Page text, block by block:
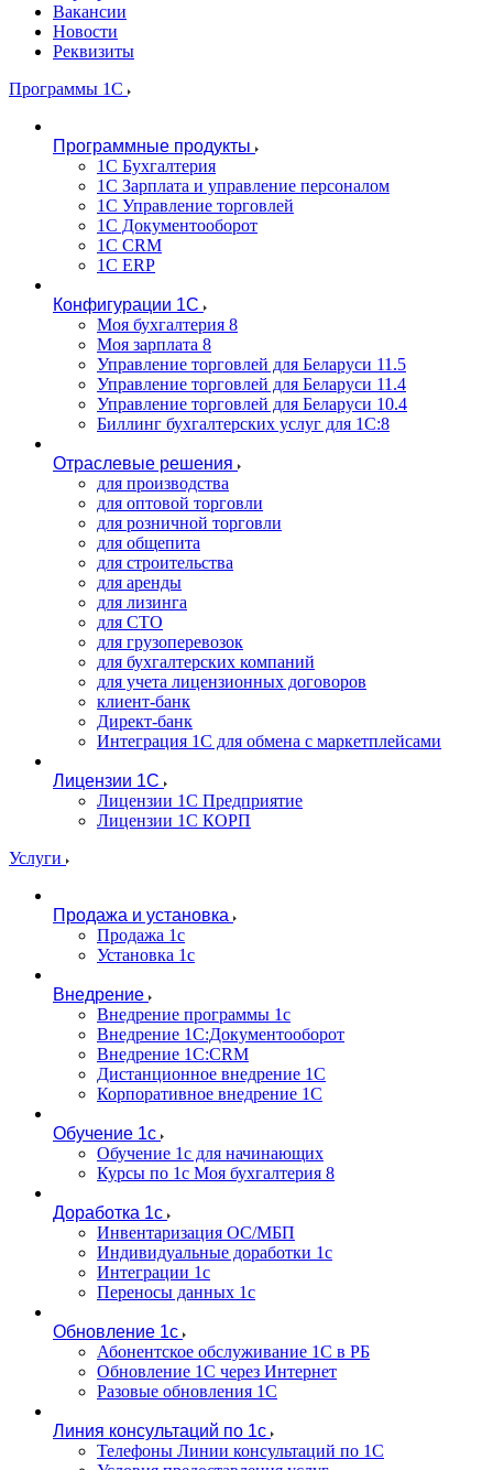
Вакансии
Новости
Реквизиты
Программы 1С
Программные продукты
1С Бухгалтерия
1С Зарплата и управление персоналом
1С Управление торговлей
1С Документооборот
1С CRM
1С ERP
Конфигурации 1С
Моя бухгалтерия 8
Моя зарплата 8
Управление торговлей для Беларуси 11.5
Управление торговлей для Беларуси 11.4
Управление торговлей для Беларуси 10.4
Биллинг бухгалтерских услуг для 1С:8
Отраслевые решения
для производства
для оптовой торговли
для розничной торговли
для общепита
для строительства
для аренды
для лизинга
для СТО
для грузоперевозок
для бухгалтерских компаний
для учета лицензионных договоров
клиент-банк
Директ-банк
Интеграция 1C для обмена с маркетплейсами
Лицензии 1С
Лицензии 1С Предприятие
Лицензии 1С КОРП
Услуги
Продажа и установка
Продажа 1с
Установка 1с
Внедрение
Внедрение программы 1с
Внедрение 1С:Документооборот
Внедрение 1С:CRM
Дистанционное внедрение 1С
Корпоративное внедрение 1С
Обучение 1с
Обучение 1с для начинающих
Курсы по 1с Моя бухгалтерия 8
Доработка 1с
Инвентаризация ОС/МБП
Индивидуальные доработки 1с
Интеграции 1с
Переносы данных 1с
Обновление 1с
Абонентское обслуживание 1С в РБ
Обновление 1С через Интернет
Разовые обновления 1С
Линия консультаций по 1с
Телефоны Линии консультаций по 1С